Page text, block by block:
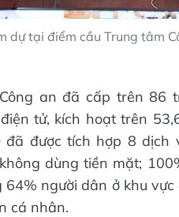
dự tại điểm cầu Trung tâm
an đã cấp trên 86
tử, kích hoạt trên
đã được tích hợp 8
dùng tiền mặt;
người dân ở khu
cá nhân.